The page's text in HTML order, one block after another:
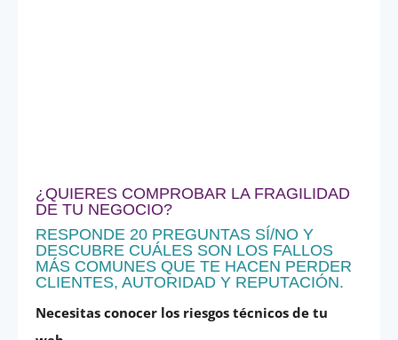
¿QUIERES COMPROBAR LA FRAGILIDAD
DE TU NEGOCIO?
RESPONDE 20 PREGUNTAS SÍ/NO Y
DESCUBRE CUÁLES SON LOS FALLOS
MÁS COMUNES QUE TE HACEN PERDER
CLIENTES, AUTORIDAD Y REPUTACIÓN.
Necesitas conocer los riesgos técnicos de tu